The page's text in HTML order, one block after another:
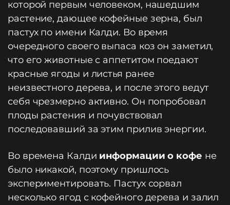
которой первым человеком, нашедшим
растение, дающее кофейные зерна, был
пастух по имени Калди. Во время
очередного своего выпаса коз он заметил,
что его животные с аппетитом поедают
красные ягоды и листья ранее
неизвестного дерева, и после этого ведут
себя чрезмерно активно. Он попробовал
плоды растения и почувствовал
последовавший за этим прилив энергии.
Во времена Калди информации о кофе не
было никакой, поэтому пришлось
экспериментировать. Пастух сорвал
несколько ягод с кофейного дерева и залил